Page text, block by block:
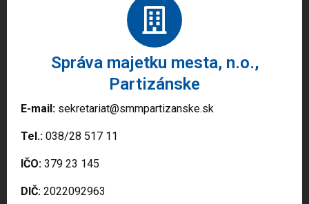
Správa majetku mesta, n.o.,
Partizánske
E-mail: sekretariat@smmpartizanske.sk
Tel.: 038/28 517 11
IČO: 379 23 145
DIČ: 2022092963